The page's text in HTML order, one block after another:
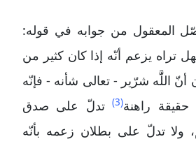
المعقول من جوابه في قوله:
تراه يزعم أنّه إذا كان كثير من
أنّ اللََّه شرّير - تعالى شأنه - فإنّه
راهنة(3)
تدلّ على صدق
ولا تدلّ على بطلان زعمه بأنّه